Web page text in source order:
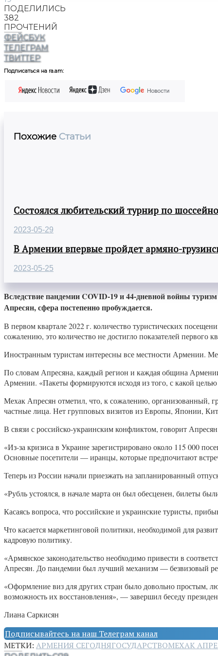
ПОДЕЛИЛИСЬ
382
ПРОЧТЕНИЙ
ФЕЙСБУК
ТЕЛЕГРАМ
ТВИТТЕР
Подписаться на ra.am:
Похожие Статьи
Состоялся любительский турнир по
2023-05-29
В Армении впервые пройдет армяно-
2023-05-25
Вследствие пандемии COVID-19 и 44-дневной войны
Апресян, сфера постепенно пробуждается.
В первом квартале 2022 г. количество туристических
сожалению, это количество не достигло показателей первого
Иностранным туристам интересны все местности Армении.
По словам Апресяна, каждый регион и каждая община
Армении. «Пакеты формируются исходя из того, с какой
Мехак Апресян отметил, что, к сожалению, организованный,
частные лица. Нет групповых визитов из Европы, Японии,
В связи с российско-украинским конфликтом, говорит
«Из-за кризиса в Украине зарегистрировано около 115 000
Основные посетители — иранцы, которые предпочитают
Теперь из России начали приезжать на запланированный
«Рубль устоялся, в начале марта он был обесценен, билеты
Касаясь вопроса, что российские и украинские туристы,
Что касается маркетинговой политики, необходимой для
кадровую политику.
«Армянское законодательство необходимо привести в
Апресян. До пандемии был лучший механизм — безвизовый
«Оформление виз для других стран было довольно простым,
возможность их восстановления», — завершил беседу
Лиана Саркисян
Подписывайтесь на наш Телеграм канал
МЕТКИ: АРМЕНИЯ СЕГОДНЯГОСУДАРСТВОМЕХАК